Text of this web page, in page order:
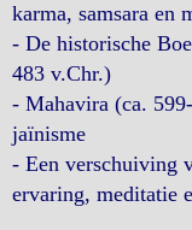
karma, samsara en
- De historische
483 v.Chr.)
- Mahavira (ca.
jaïnisme
- Een verschuiving
ervaring, meditatie